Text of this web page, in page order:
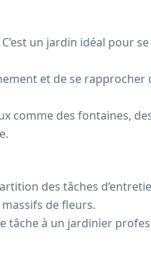
un jardin idéal pour
et de se rapprocher
comme des fontaines,
des tâches
de fleurs.
tâche à un jardinier